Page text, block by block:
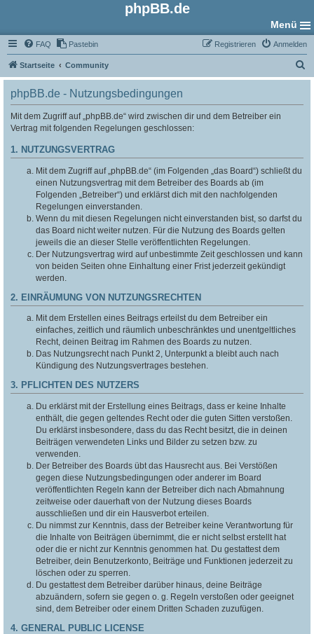
phpBB.de
Menü
FAQ Pastebin Anmelden
Registrieren
Startseite Community
u
phpBB.de - Nutzungsbedingungen
Mit dem Zugriff auf „phpBB.de“ wird zwischen dir und dem Betreiber ein
Vertrag mit folgenden Regelungen geschlossen:
1. NUTZUNGSVERTRAG
Mit dem Zugriff auf „phpBB.de“ (im Folgenden „das Board“) schließt du
einen Nutzungsvertrag mit dem Betreiber des Boards ab (im
Folgenden „Betreiber“) und erklärst dich mit den nachfolgenden
Regelungen einverstanden.
Wenn du mit diesen Regelungen nicht einverstanden bist, so darfst du
das Board nicht weiter nutzen. Für die Nutzung des Boards gelten
jeweils die an dieser Stelle veröffentlichten Regelungen.
Der Nutzungsvertrag wird auf unbestimmte Zeit geschlossen und kann
von beiden Seiten ohne Einhaltung einer Frist jederzeit gekündigt
werden.
2. EINRÄUMUNG VON NUTZUNGSRECHTEN
Mit dem Erstellen eines Beitrags erteilst du dem Betreiber ein
einfaches, zeitlich und räumlich unbeschränktes und unentgeltliches
Recht, deinen Beitrag im Rahmen des Boards zu nutzen.
Das Nutzungsrecht nach Punkt 2, Unterpunkt a bleibt auch nach
Kündigung des Nutzungsvertrages bestehen.
3. PFLICHTEN DES NUTZERS
Du erklärst mit der Erstellung eines Beitrags, dass er keine Inhalte
enthält, die gegen geltendes Recht oder die guten Sitten verstoßen.
Du erklärst insbesondere, dass du das Recht besitzt, die in deinen
Beiträgen verwendeten Links und Bilder zu setzen bzw. zu
verwenden.
Der Betreiber des Boards übt das Hausrecht aus. Bei Verstößen
gegen diese Nutzungsbedingungen oder anderer im Board
veröffentlichten Regeln kann der Betreiber dich nach Abmahnung
zeitweise oder dauerhaft von der Nutzung dieses Boards
ausschließen und dir ein Hausverbot erteilen.
Du nimmst zur Kenntnis, dass der Betreiber keine Verantwortung für
die Inhalte von Beiträgen übernimmt, die er nicht selbst erstellt hat
oder die er nicht zur Kenntnis genommen hat. Du gestattest dem
Betreiber, dein Benutzerkonto, Beiträge und Funktionen jederzeit zu
löschen oder zu sperren.
Du gestattest dem Betreiber darüber hinaus, deine Beiträge
abzuändern, sofern sie gegen o. g. Regeln verstoßen oder geeignet
sind, dem Betreiber oder einem Dritten Schaden zuzufügen.
4. GENERAL PUBLIC LICENSE